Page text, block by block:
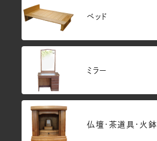
ベッド
ミラー
仏壇･茶道具・火鉢